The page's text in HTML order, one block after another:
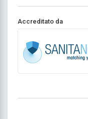
Accreditato da